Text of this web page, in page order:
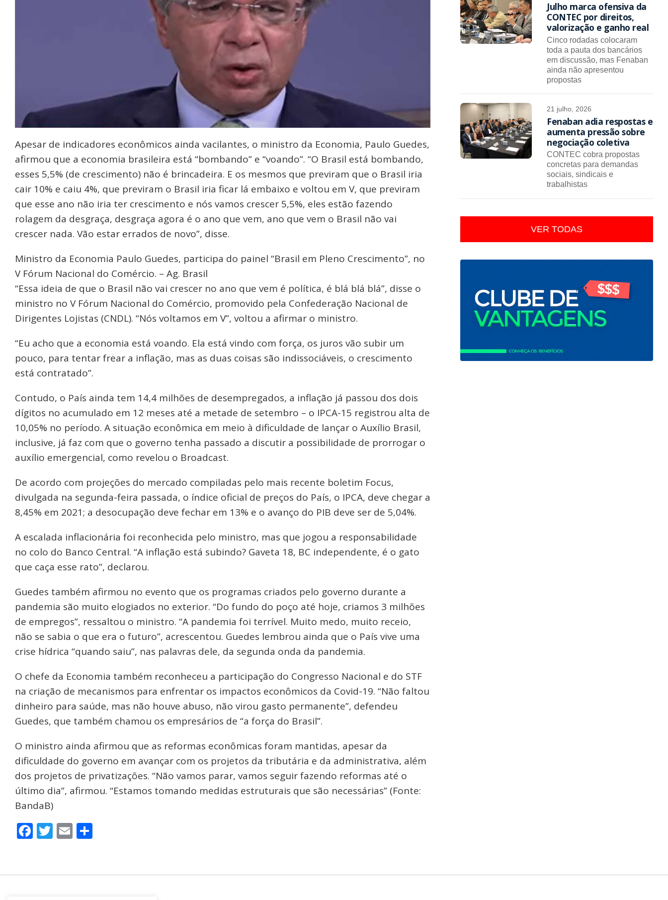
Apesar de indicadores econômicos ainda vacilantes, o ministro da Economia, Paulo Guedes,
afirmou que a economia brasileira está “bombando” e “voando”. “O Brasil está bombando,
esses 5,5% (de crescimento) não é brincadeira. E os mesmos que previram que o Brasil iria
cair 10% e caiu 4%, que previram o Brasil iria ficar lá embaixo e voltou em V, que previram
que esse ano não iria ter crescimento e nós vamos crescer 5,5%, eles estão fazendo
rolagem da desgraça, desgraça agora é o ano que vem, ano que vem o Brasil não vai
crescer nada. Vão estar errados de novo”, disse.
Ministro da Economia Paulo Guedes, participa do painel “Brasil em Pleno Crescimento”, no
V Fórum Nacional do Comércio. – Ag. Brasil
“Essa ideia de que o Brasil não vai crescer no ano que vem é política, é blá blá blá”, disse o
ministro no V Fórum Nacional do Comércio, promovido pela Confederação Nacional de
Dirigentes Lojistas (CNDL). “Nós voltamos em V”, voltou a afirmar o ministro.
“Eu acho que a economia está voando. Ela está vindo com força, os juros vão subir um
pouco, para tentar frear a inflação, mas as duas coisas são indissociáveis, o crescimento
está contratado”.
Contudo, o País ainda tem 14,4 milhões de desempregados, a inflação já passou dos dois
dígitos no acumulado em 12 meses até a metade de setembro – o IPCA-15 registrou alta de
10,05% no período. A situação econômica em meio à dificuldade de lançar o Auxílio Brasil,
inclusive, já faz com que o governo tenha passado a discutir a possibilidade de prorrogar o
auxílio emergencial, como revelou o Broadcast.
De acordo com projeções do mercado compiladas pelo mais recente boletim Focus,
divulgada na segunda-feira passada, o índice oficial de preços do País, o IPCA, deve chegar a
8,45% em 2021; a desocupação deve fechar em 13% e o avanço do PIB deve ser de 5,04%.
A escalada inflacionária foi reconhecida pelo ministro, mas que jogou a responsabilidade
no colo do Banco Central. “A inflação está subindo? Gaveta 18, BC independente, é o gato
que caça esse rato”, declarou.
Guedes também afirmou no evento que os programas criados pelo governo durante a
pandemia são muito elogiados no exterior. “Do fundo do poço até hoje, criamos 3 milhões
de empregos”, ressaltou o ministro. “A pandemia foi terrível. Muito medo, muito receio,
não se sabia o que era o futuro”, acrescentou. Guedes lembrou ainda que o País vive uma
crise hídrica “quando saiu”, nas palavras dele, da segunda onda da pandemia.
O chefe da Economia também reconheceu a participação do Congresso Nacional e do STF
na criação de mecanismos para enfrentar os impactos econômicos da Covid-19. “Não faltou
dinheiro para saúde, mas não houve abuso, não virou gasto permanente”, defendeu
Guedes, que também chamou os empresários de “a força do Brasil”.
O ministro ainda afirmou que as reformas econômicas foram mantidas, apesar da
dificuldade do governo em avançar com os projetos da tributária e da administrativa, além
dos projetos de privatizações. “Não vamos parar, vamos seguir fazendo reformas até o
último dia”, afirmou. “Estamos tomando medidas estruturais que são necessárias” (Fonte:
BandaB)
Facebook
Twitter
Email
Julho marca ofensiva da
CONTEC por direitos,
valorização e ganho real
Cinco rodadas colocaram
toda a pauta dos bancários
em discussão, mas Fenaban
ainda não apresentou
propostas
21 julho, 2026
Fenaban adia respostas e
aumenta pressão sobre
negociação coletiva
CONTEC cobra propostas
concretas para demandas
sociais, sindicais e
trabalhistas
VER TODAS